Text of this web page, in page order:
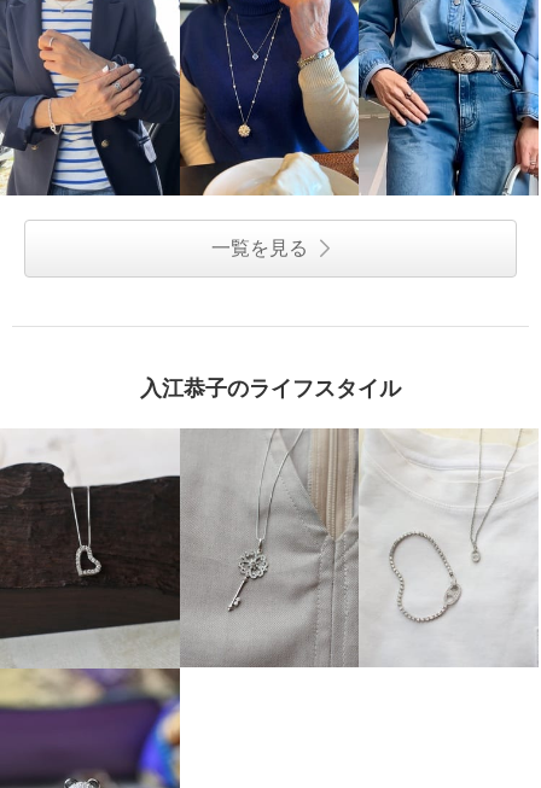
一覧を見る
入江恭子のライフスタイル